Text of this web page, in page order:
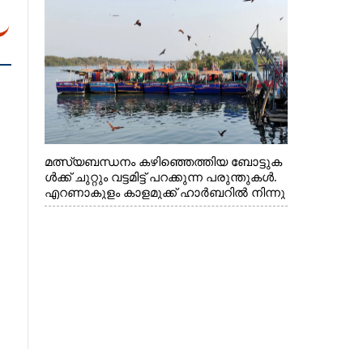
മത്സ്യബന്ധനം കഴിഞ്ഞെത്തിയ ബോട്ടുക
ൾക്ക് ചുറ്റും വട്ടമിട്ട് പറക്കുന്ന പരുന്തുകൾ.
എറണാകുളം കാളമുക്ക് ഹാർബറിൽ നിന്നു
ള്ള കാഴ്ച